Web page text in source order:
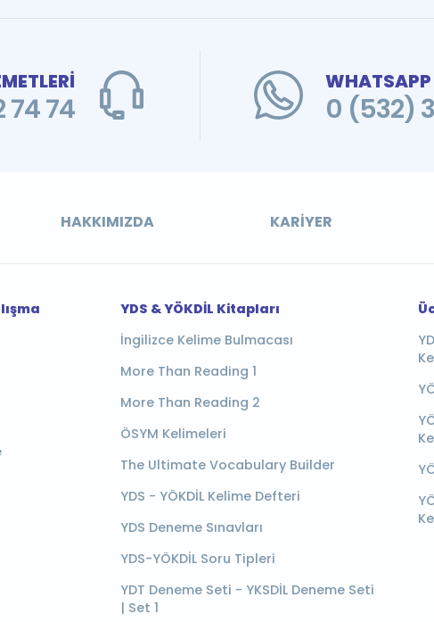
74 0 (532)
HAKKIMIZDA KARIYER
YDS & YÖKDİL Kitapları
İngilizce Kelime Bulmacası
More Than Reading 1
More Than Reading 2
ÖSYM Kelimeleri
The Ultimate Vocabulary Builder
YDS - YÖKDİL Kelime Defteri
YDS Deneme Sınavları
YDS-YÖKDİL Soru Tipleri
YDT Deneme Seti - YKSDİL Deneme Seti
| Set 1